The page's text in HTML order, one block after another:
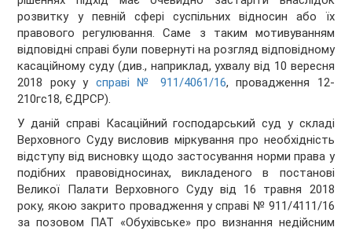
розвитку у певній сфері суспільних відносин або їх
правового регулювання. Саме з таким мотивуванням
відповідні справі були повернуті на розгляд відповідному
касаційному суду (див., наприклад, ухвалу від 10 вересня
2018 року у справі № 911/4061/16, провадження 12-
210гс18, ЄДРСР).
У даній справі Касаційний господарський суд у складі
Верховного Суду висловив міркування про необхідність
відступу від висновку щодо застосування норми права у
подібних правовідносинах, викладеного в постанові
Великої Палати Верховного Суду від 16 травня 2018
року, якою закрито провадження у справі № 911/4111/16
за позовом ПАТ «Обухівське» про визнання недійсним